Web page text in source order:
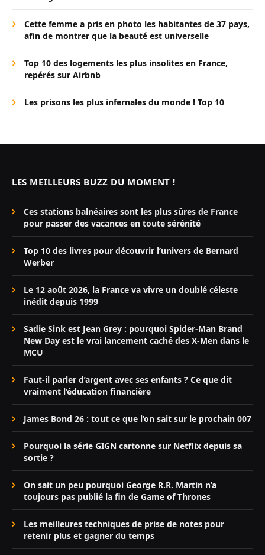
Cette femme a pris en photo les habitantes de 37 pays,
afin de montrer que la beauté est universelle
Top 10 des logements les plus insolites en France,
repérés sur Airbnb
Les prisons les plus infernales du monde ! Top 10
LES MEILLEURS BUZZ DU MOMENT !
Ces stations balnéaires sont les plus sûres de France
pour passer des vacances en toute sérénité
Top 10 des livres pour découvrir l’univers de Bernard
Werber
Le 12 août 2026, la France va vivre un doublé céleste
inédit depuis 1999
Sadie Sink est Jean Grey : pourquoi Spider-Man Brand
New Day est le vrai lancement caché des X-Men dans le
MCU
Faut-il parler d’argent avec ses enfants ? Ce que dit
vraiment l’éducation financière
James Bond 26 : tout ce que l’on sait sur le prochain 007
Pourquoi la série GIGN cartonne sur Netflix depuis sa
sortie ?
On sait un peu pourquoi George R.R. Martin n’a
toujours pas publié la fin de Game of Thrones
Les meilleures techniques de prise de notes pour
retenir plus et gagner du temps